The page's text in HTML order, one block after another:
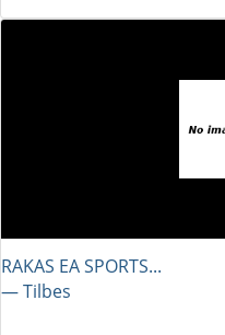
RAKAS EA SPORTS...
― Tilbes